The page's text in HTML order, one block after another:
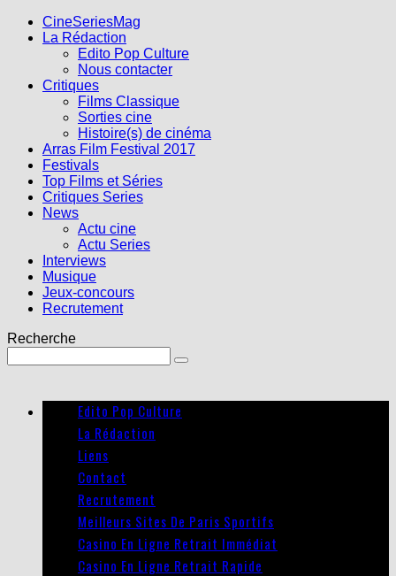
CineSeriesMag
La Rédaction
Edito Pop Culture
Nous contacter
Critiques
Films Classique
Sorties cine
Histoire(s) de cinéma
Arras Film Festival 2017
Festivals
Top Films et Séries
Critiques Series
News
Actu cine
Actu Series
Interviews
Musique
Jeux-concours
Recrutement
Recherche
Edito Pop Culture
La Rédaction
Liens
Contact
Recrutement
Meilleurs Sites De Paris Sportifs
Casino En Ligne Retrait Immédiat
Casino En Ligne Retrait Rapide